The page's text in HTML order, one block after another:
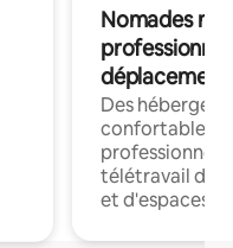
Nomades
déplacement
Des
confortables
professionnels
télétravail
et d'espaces